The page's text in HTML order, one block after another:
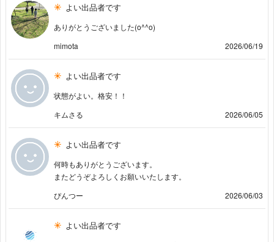
よい出品者です
ありがとうございました(o^^o)
mimota
2026/06/19
よい出品者です
状態がよい。格安！！
キムさる
2026/06/05
よい出品者です
何時もありがとうございます。
またどうぞよろしくお願いいたします。
ぴんつー
2026/06/03
よい出品者です